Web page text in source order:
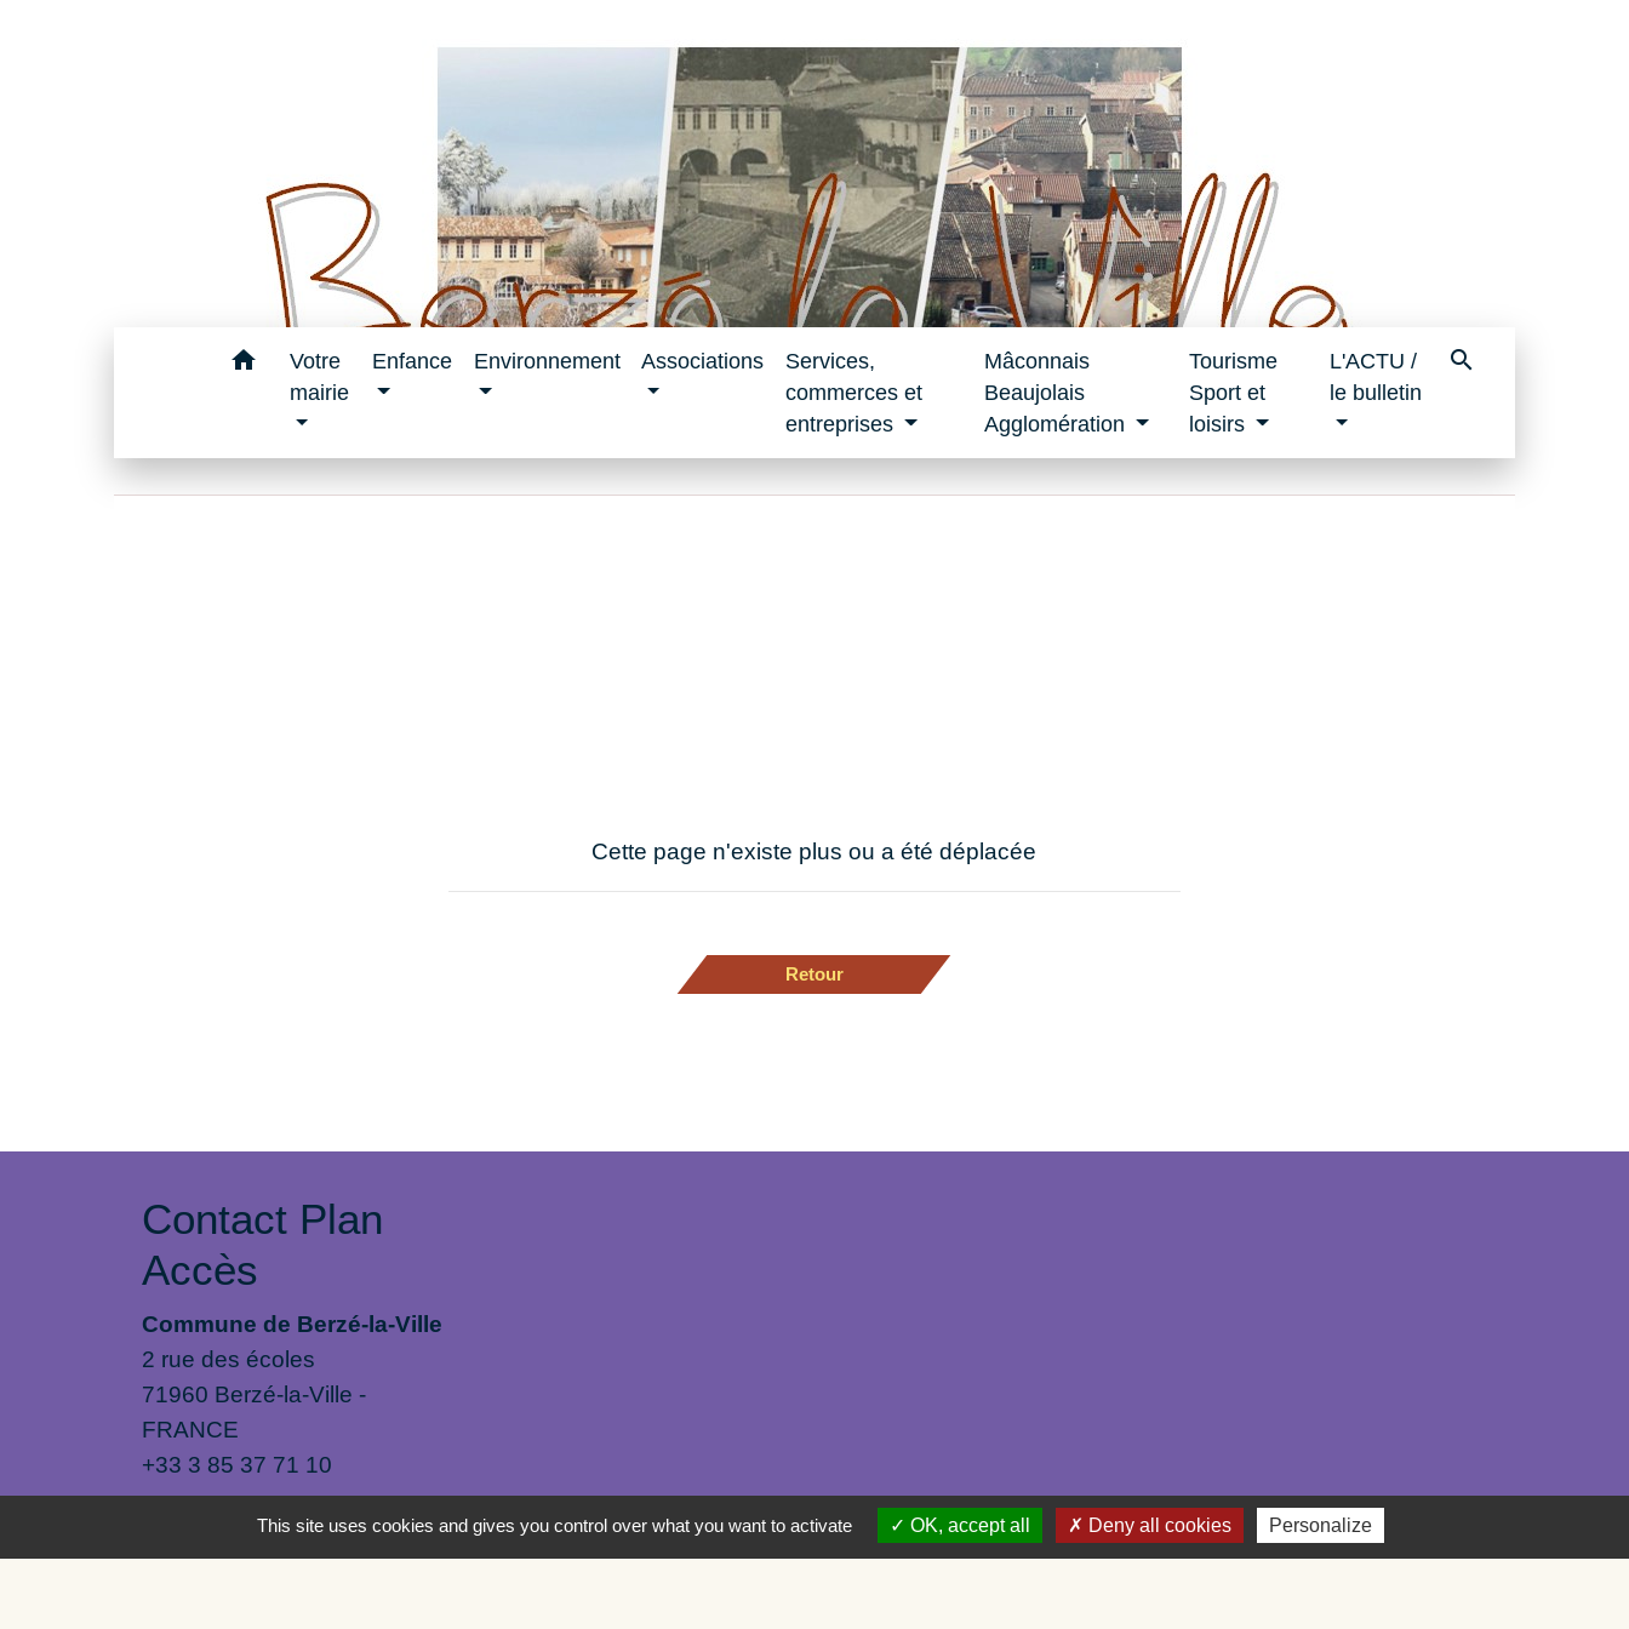
home
Votre
mairie
Enfance Environnement Associations
Services,
commerces et
entreprises
Mâconnais
Beaujolais
Agglomération
Tourisme
Sport et
loisirs
L'ACTU /
le bulletin
search
Cette page n'existe plus ou a été déplacée
Retour
Contact Plan
Accès
Commune de Berzé-la-Ville
2 rue des écoles
71960 Berzé-la-Ville -
FRANCE
+33 3 85 37 71 10
Mentions légales - Politique de confidentialité - Accessibilité - Plan du site - Gestion des cookies
This site uses cookies and gives you control over what you want to activate OK, accept all Deny all cookies Personalize